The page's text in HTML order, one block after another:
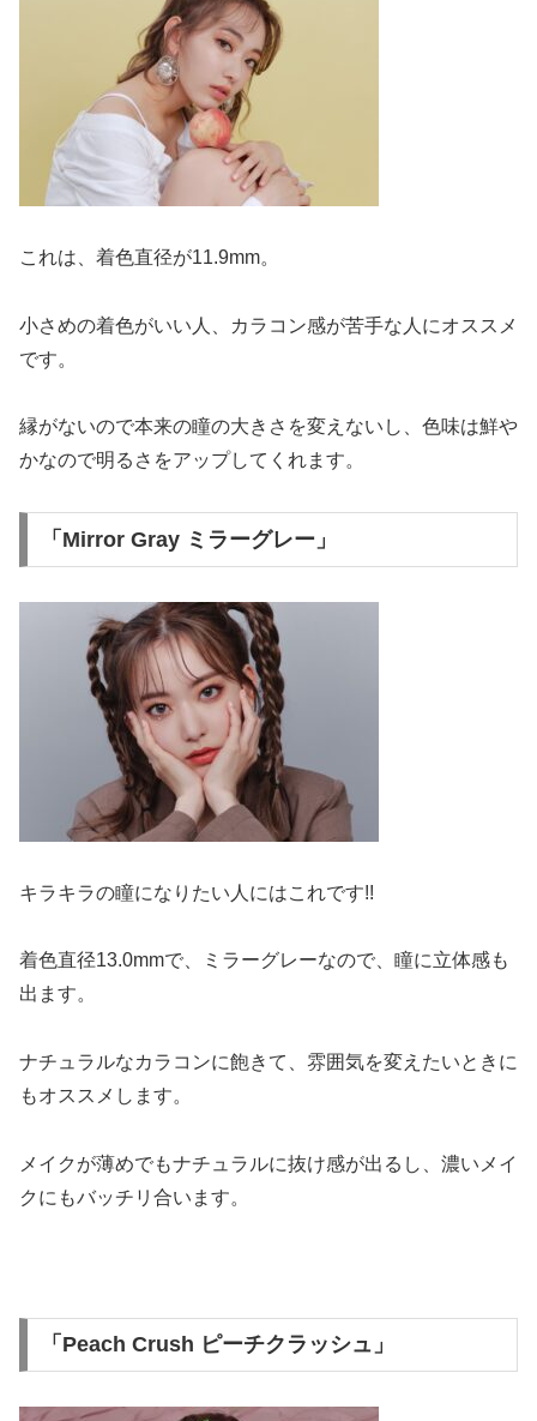
これは、着色直径が11.9mm。
小さめの着色がいい人、カラコン感が苦手な人にオススメ
です。
縁がないので本来の瞳の大きさを変えないし、色味は鮮や
かなので明るさをアップしてくれます。
「Mirror Gray ミラーグレー」
キラキラの瞳になりたい人にはこれです!!
着色直径13.0mmで、ミラーグレーなので、瞳に立体感も
出ます。
ナチュラルなカラコンに飽きて、雰囲気を変えたいときに
もオススメします。
メイクが薄めでもナチュラルに抜け感が出るし、濃いメイ
クにもバッチリ合います。
「Peach Crush ピーチクラッシュ」